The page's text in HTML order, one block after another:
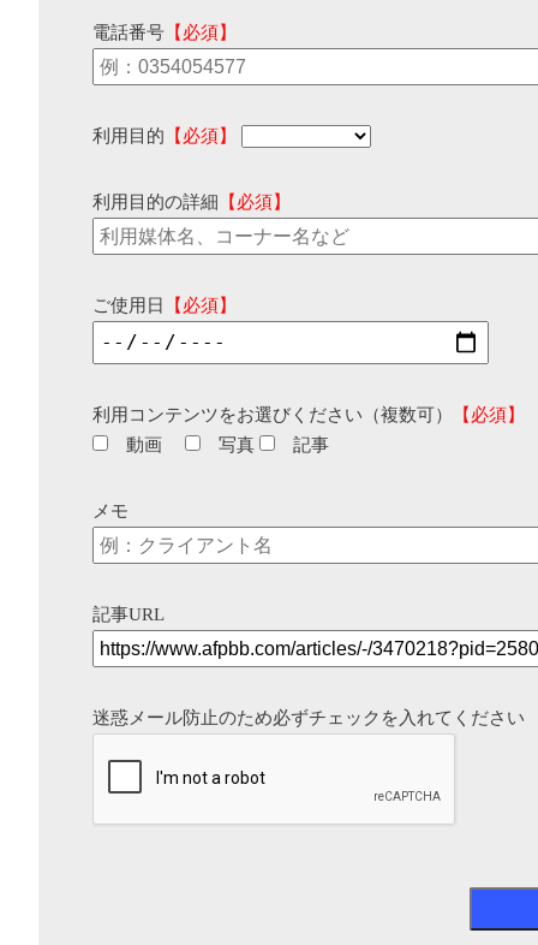
電話番号 【必須】
利用目的 【必須】
利用目的の詳細 【必須】
ご使用日 【必須】
利用コンテンツをお選びください（複数可）
【必須】
動画
写真 記事
メモ
記事URL
迷惑メール防止のため必ずチェックを入れてください